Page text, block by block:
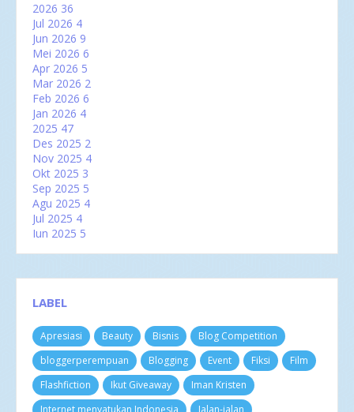
2026 36
Jul 2026 4
Jun 2026 9
Mei 2026 6
Apr 2026 5
Mar 2026 2
Feb 2026 6
Jan 2026 4
2025 47
Des 2025 2
Nov 2025 4
Okt 2025 3
Sep 2025 5
Agu 2025 4
Jul 2025 4
Jun 2025 5
Mar 20256
Jan 2025
202460
Des 2024 3
Nov 20244
Okt 20248
Sep 20244
Agu 20243
LABEL
Apresiasi Beauty Bisnis
Blog Competition
bloggerperempuan
Blogging Event Fiksi
Film
Flashfiction
Ikut Giveaway
Iman Kristen